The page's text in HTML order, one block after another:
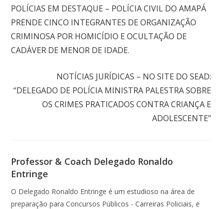
POLÍCIAS EM DESTAQUE – POLÍCIA CIVIL DO AMAPÁ
PRENDE CINCO INTEGRANTES DE ORGANIZAÇÃO
CRIMINOSA POR HOMICÍDIO E OCULTAÇÃO DE
CADÁVER DE MENOR DE IDADE.
NOTÍCIAS JURÍDICAS – NO SITE DO SEAD:
“DELEGADO DE POLÍCIA MINISTRA PALESTRA SOBRE
OS CRIMES PRATICADOS CONTRA CRIANÇA E
ADOLESCENTE”
Professor & Coach Delegado Ronaldo
Entringe
O Delegado Ronaldo Entringe é um estudioso na área de
preparação para Concursos Públicos - Carreiras Policiais, e